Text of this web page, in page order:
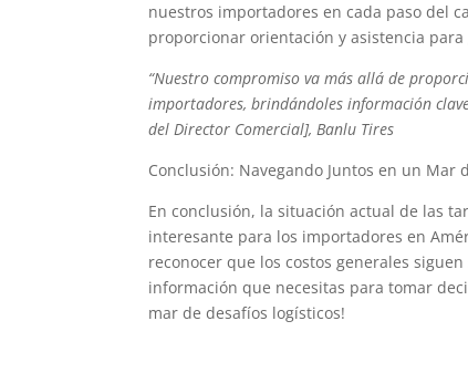
nuestros importadores en cada paso del
proporcionar orientación y asistencia
“Nuestro compromiso va más allá de
importadores, brindándoles información
del Director Comercial], Banlu Tires
Conclusión: Navegando Juntos en un Mar
En conclusión, la situación actual de las
interesante para los importadores en
reconocer que los costos generales
información que necesitas para tomar
mar de desafíos logísticos!